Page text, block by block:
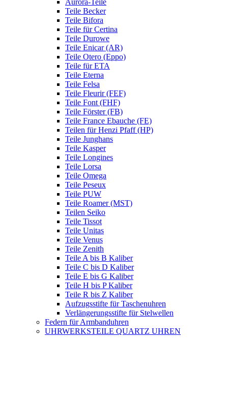
Aurora-Teile
Teile Becker
Teile Bifora
Teile für Certina
Teile Durowe
Teile Enicar (AR)
Teile Otero (Eppo)
Teile für ETA
Teile Eterna
Teile Felsa
Teile Fleurir (FEF)
Teile Font (FHF)
Teile Förster (FB)
Teile France Ebauche (FE)
Teilen für Henzi Pfaff (HP)
Teile Junghans
Teile Kasper
Teile Longines
Teile Lorsa
Teile Omega
Teile Peseux
Teile PUW
Teile Roamer (MST)
Teilen Seiko
Teile Tissot
Teile Unitas
Teile Venus
Teile Zenith
Teile A bis B Kaliber
Teile C bis D Kaliber
Teile E bis G Kaliber
Teile H bis P Kaliber
Teile R bis Z Kaliber
Aufzugsstifte für Taschenuhren
Verlängerungsstifte für Stelwellen
Federn für Armbanduhren
UHRWERKSTEILE QUARTZ UHREN